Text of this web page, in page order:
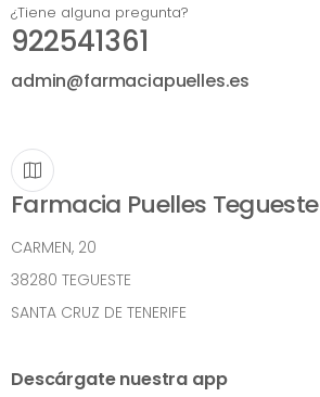
¿Tiene alguna pregunta?
922541361
admin@farmaciapuelles.es
Farmacia Puelles Tegueste
CARMEN, 20
38280 TEGUESTE
SANTA CRUZ DE TENERIFE
Descárgate nuestra app